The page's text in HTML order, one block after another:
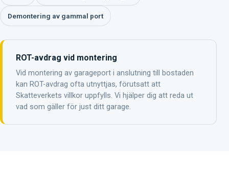
Demontering av gammal port
ROT-avdrag vid montering
Vid montering av garageport i anslutning till bostaden
kan ROT-avdrag ofta utnyttjas, förutsatt att
Skatteverkets villkor uppfylls. Vi hjälper dig att reda ut
vad som gäller för just ditt garage.